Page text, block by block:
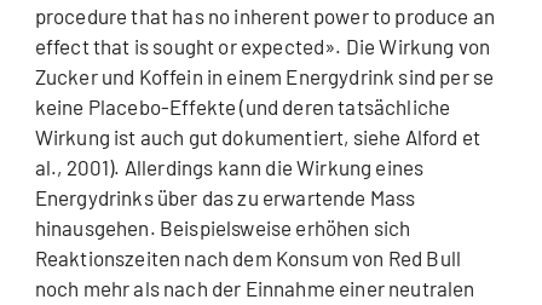
procedure that has no inherent power to produce an
effect that is sought or expected». Die Wirkung von
Zucker und Koffein in einem Energydrink sind per se
keine Placebo-Effekte (und deren tatsächliche
Wirkung ist auch gut dokumentiert, siehe Alford et
al., 2001). Allerdings kann die Wirkung eines
Energydrinks über das zu erwartende Mass
hinausgehen. Beispielsweise erhöhen sich
Reaktionszeiten nach dem Konsum von Red Bull
noch mehr als nach der Einnahme einer neutralen